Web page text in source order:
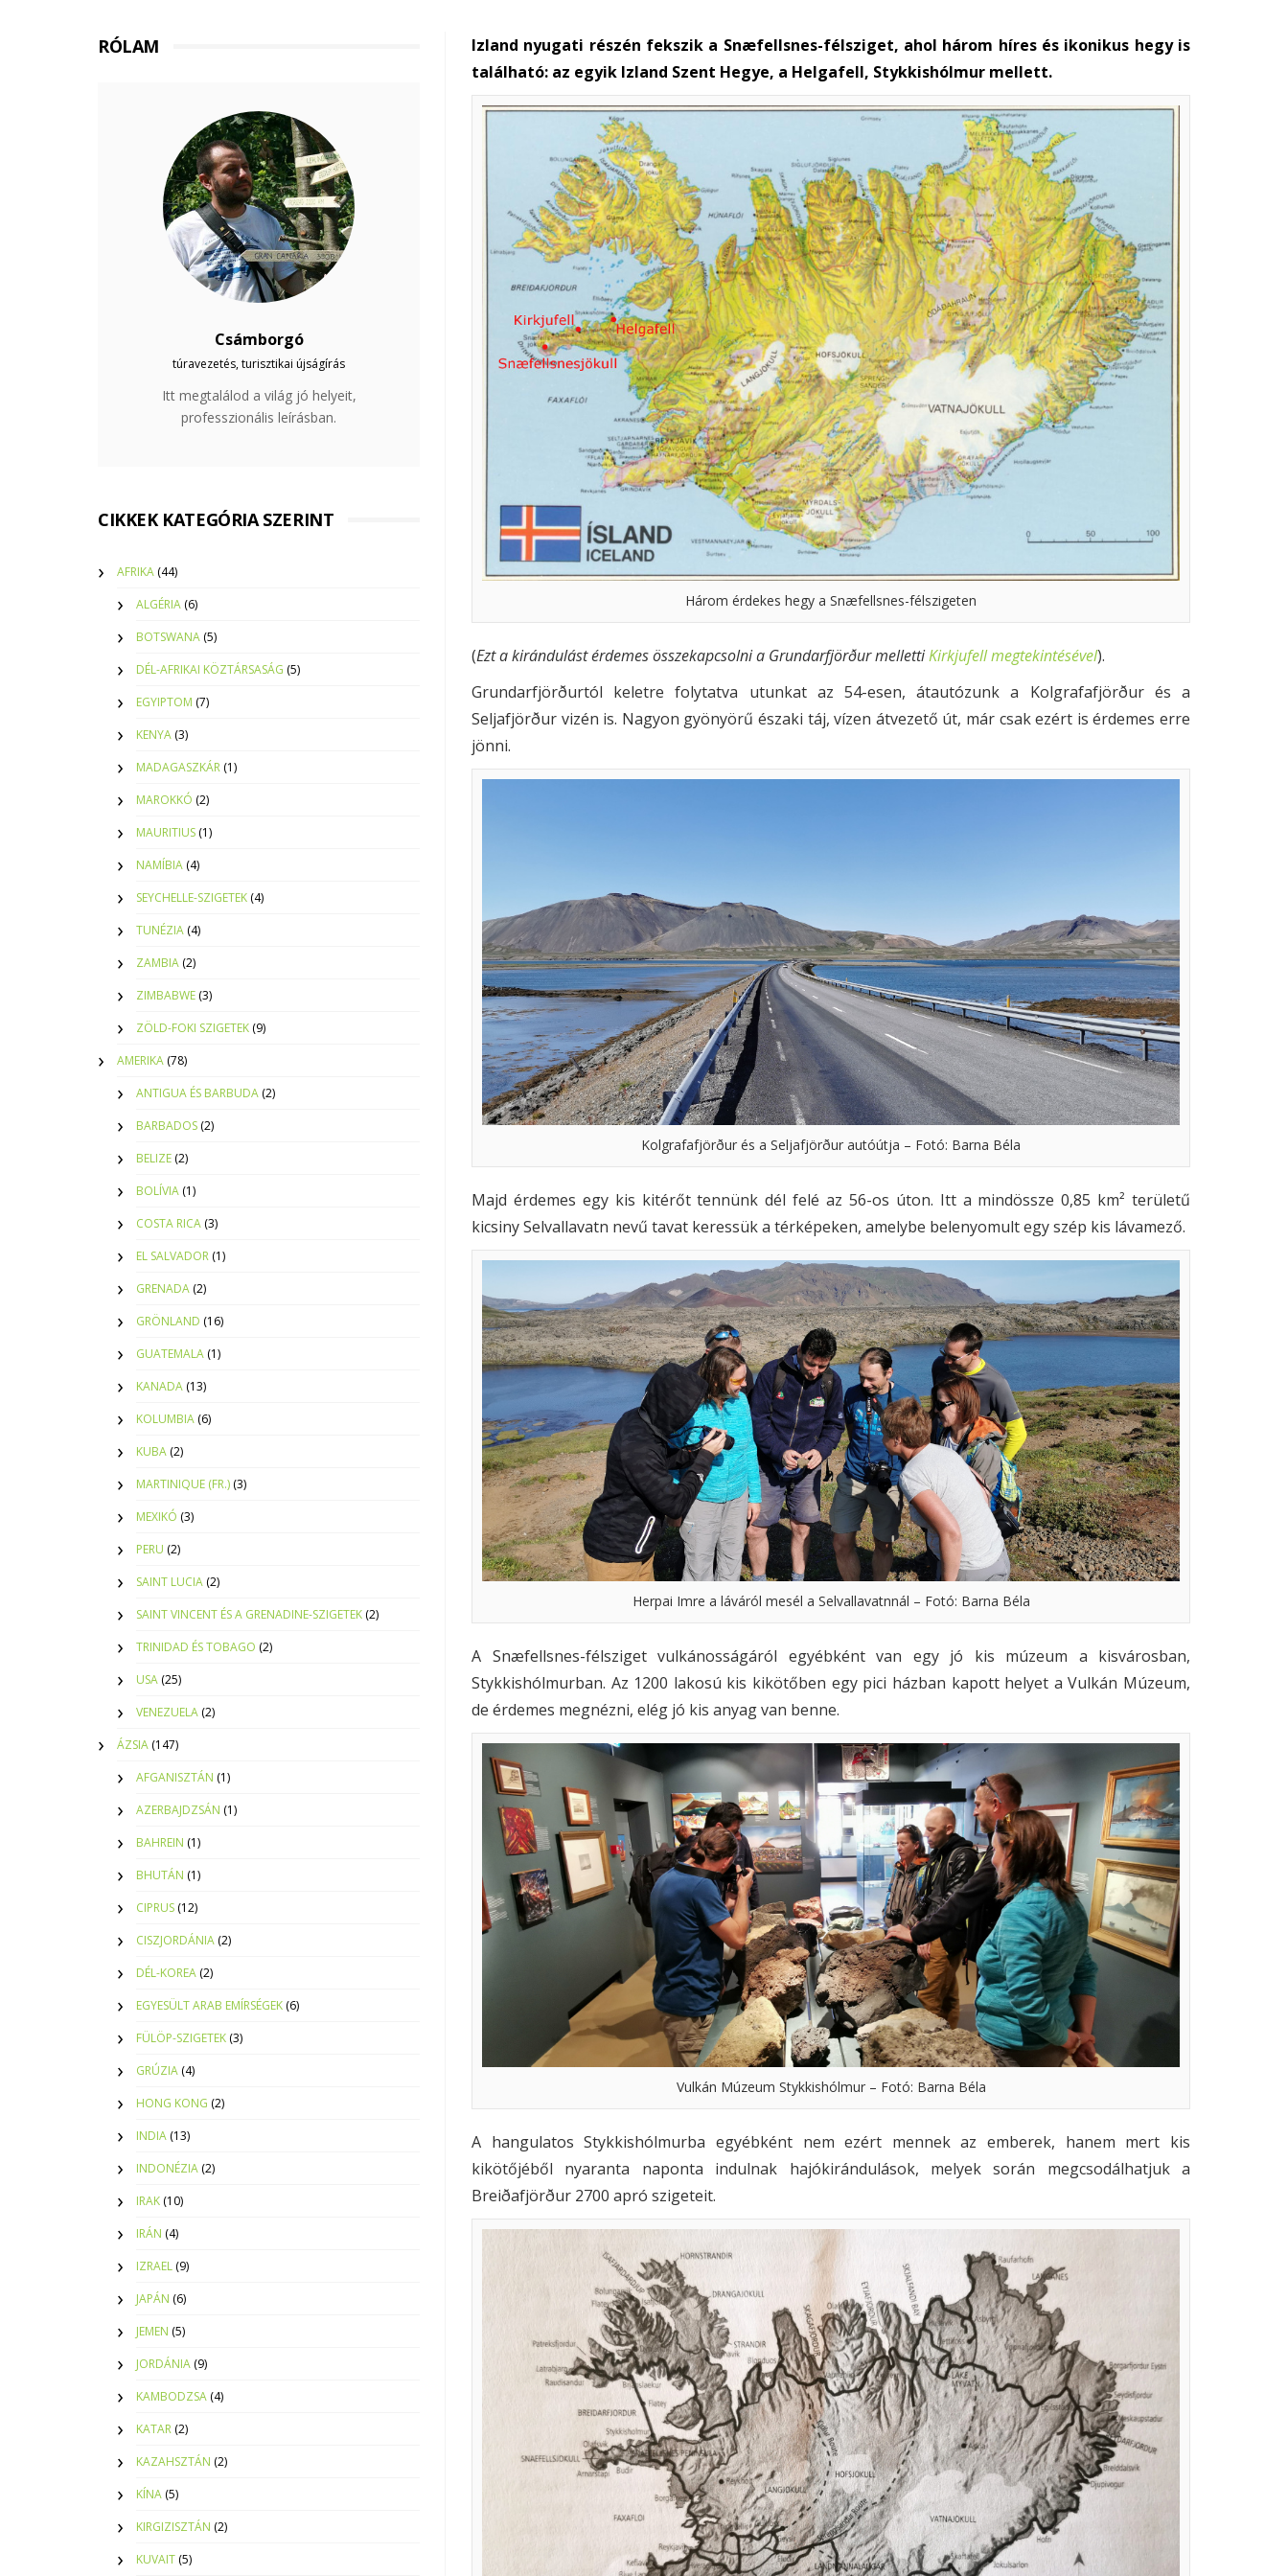
Izland nyugati részén fekszik a Snæfellsnes-félsziget, ahol három híres és ikonikus hegy is
található: az egyik Izland Szent Hegye, a Helgafell, Stykkishólmur mellett.
Három érdekes hegy a Snæfellsnes-félszigeten
(Ezt a kirándulást érdemes összekapcsolni a Grundarfjörður mellettiKirkjufell megtekintésével).
Grundarfjörðurtól keletre folytatva utunkat az 54-esen, átautózunk a Kolgrafafjörður és a
Seljafjörður vizén is. Nagyon gyönyörű északi táj, vízen átvezető út, már csak ezért is érdemes erre
jönni.
Kolgrafafjörður és a Seljafjörður autóútja – Fotó: Barna Béla
Majd érdemes egy kis kitérőt tennünk dél felé az 56-os úton. Itt a mindössze 0,85 km² területű
kicsiny Selvallavatn nevű tavat keressük a térképeken, amelybe belenyomult egy szép kis lávamező.
Herpai Imre a láváról mesél a Selvallavatnnál – Fotó: Barna Béla
A Snæfellsnes-félsziget vulkánosságáról egyébként van egy jó kis múzeum a kisvárosban,
Stykkishólmurban. Az 1200 lakosú kis kikötőben egy pici házban kapott helyet a Vulkán Múzeum,
de érdemes megnézni, elég jó kis anyag van benne.
Vulkán Múzeum Stykkishólmur – Fotó: Barna Béla
A hangulatos Stykkishólmurba egyébként nem ezért mennek az emberek, hanem mert kis
kikötőjéből nyaranta naponta indulnak hajókirándulások, melyek során megcsodálhatjuk a
Breiðafjörður 2700 apró szigeteit.
RÓLAM
Csámborgó
túravezetés, turisztikai újságírás
Itt megtalálod a világ jó helyeit,
professzionális leírásban.
CIKKEK KATEGÓRIA SZERINT
AFRIKA (44)
ALGÉRIA (6)
BOTSWANA (5)
DÉL-AFRIKAI KÖZTÁRSASÁG (5)
EGYIPTOM (7)
KENYA (3)
MADAGASZKÁR (1)
MAROKKÓ (2)
MAURITIUS (1)
NAMÍBIA (4)
SEYCHELLE-SZIGETEK (4)
TUNÉZIA (4)
ZAMBIA (2)
ZIMBABWE (3)
ZÖLD-FOKI SZIGETEK (9)
AMERIKA (78)
ANTIGUA ÉS BARBUDA (2)
BARBADOS (2)
BELIZE (2)
BOLÍVIA (1)
COSTA RICA (3)
EL SALVADOR (1)
GRENADA (2)
GRÖNLAND (16)
GUATEMALA (1)
KANADA (13)
KOLUMBIA (6)
KUBA (2)
MARTINIQUE (FR.) (3)
MEXIKÓ (3)
PERU (2)
SAINT LUCIA (2)
SAINT VINCENT ÉS A GRENADINE-SZIGETEK (2)
TRINIDAD ÉS TOBAGO (2)
USA (25)
VENEZUELA (2)
ÁZSIA (147)
AFGANISZTÁN (1)
AZERBAJDZSÁN (1)
BAHREIN (1)
BHUTÁN (1)
CIPRUS (12)
CISZJORDÁNIA (2)
DÉL-KOREA (2)
EGYESÜLT ARAB EMÍRSÉGEK (6)
FÜLÖP-SZIGETEK (3)
GRÚZIA (4)
HONG KONG (2)
INDIA (13)
INDONÉZIA (2)
IRAK (10)
IRÁN (4)
IZRAEL (9)
JAPÁN (6)
JEMEN (5)
JORDÁNIA (9)
KAMBODZSA (4)
KATAR (2)
KAZAHSZTÁN (2)
KÍNA (5)
KIRGIZISZTÁN (2)
KUVAIT (5)